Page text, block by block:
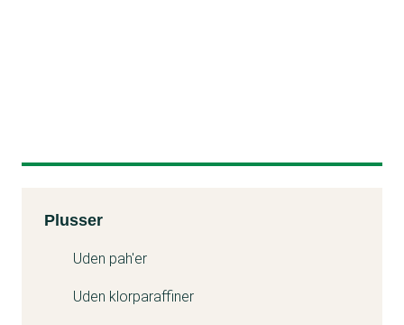
Kemitest
Plusser
Uden pah'er
Uden klorparaffiner